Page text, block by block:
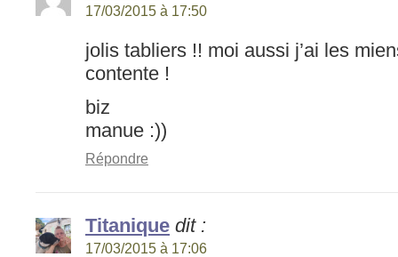
17/03/2015 à 17:50
jolis tabliers !! moi aussi j’ai les
contente !
biz
manue :))
Répondre
Titanique dit :
17/03/2015 à 17:06